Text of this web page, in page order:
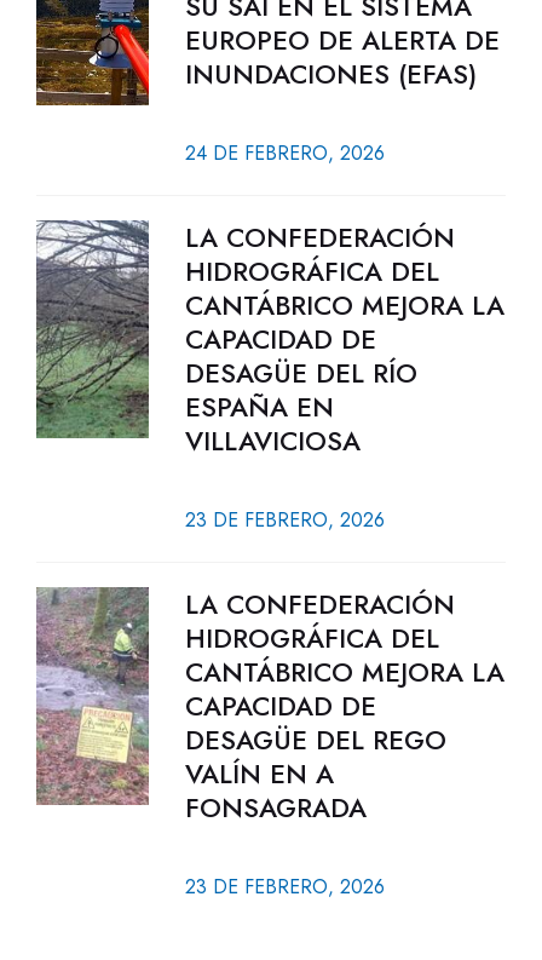
EUROPEO DE ALERTA DE
INUNDACIONES (EFAS)
24 DE FEBRERO, 2026
LA CONFEDERACIÓN
HIDROGRÁFICA DEL
CANTÁBRICO MEJORA LA
CAPACIDAD DE
DESAGÜE DEL RÍO
ESPAÑA EN
VILLAVICIOSA
23 DE FEBRERO, 2026
LA CONFEDERACIÓN
HIDROGRÁFICA DEL
CANTÁBRICO MEJORA LA
CAPACIDAD DE
DESAGÜE DEL REGO
VALÍN EN A
FONSAGRADA
23 DE FEBRERO, 2026